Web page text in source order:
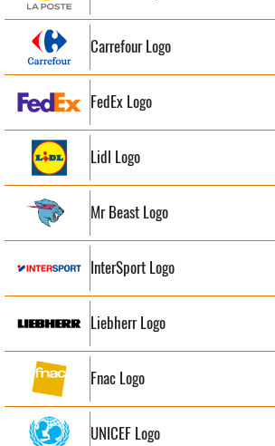
Carrefour Logo
FedEx Logo
Lidl Logo
Mr Beast Logo
InterSport Logo
Liebherr Logo
Fnac Logo
UNICEF Logo